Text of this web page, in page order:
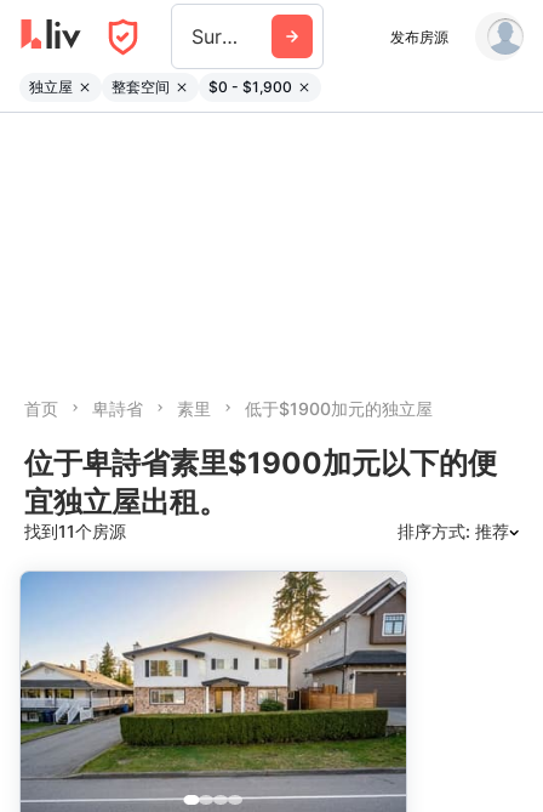
Surrey 发布房源
独立屋 整套空间 $0 - $1,900
首页 卑詩省 素里 低于$1900加元的独立屋
位于卑詩省素里$1900加元以下的便
宜独立屋出租。
找到11个房源 排序方式: 推荐
日期: 过往日期在前
价格 - $$$ 到 $
价格 - $ 到 $$$